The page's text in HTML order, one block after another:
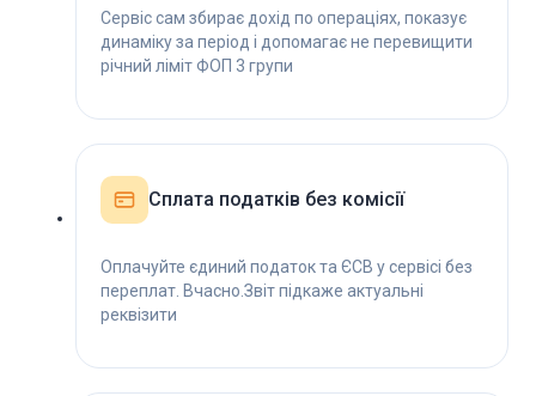
Сервіс сам збирає дохід по операціях, показує
динаміку за період і допомагає не перевищити
річний ліміт ФОП 3 групи
Сплата податків без комісії
Оплачуйте єдиний податок та ЄСВ у сервісі без
переплат. Вчасно.Звіт підкаже актуальні
реквізити